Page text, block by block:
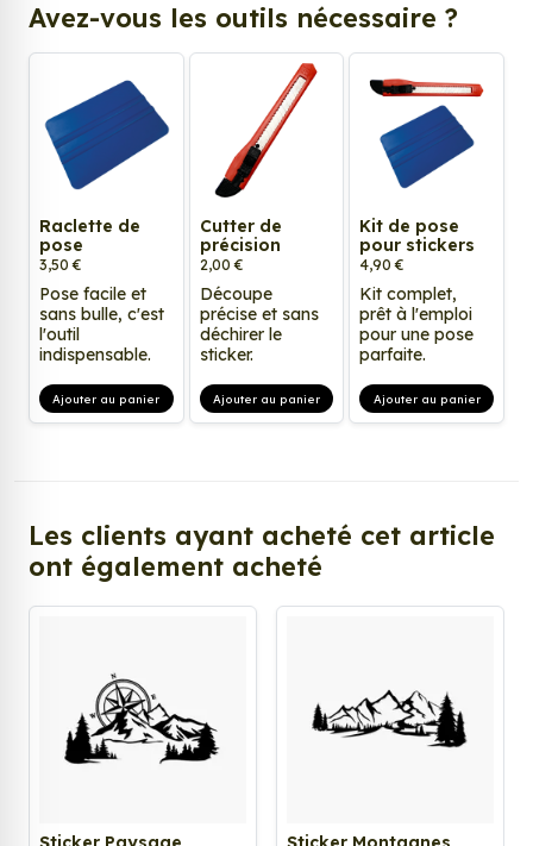
Avez-vous les outils nécessaire ?
Raclette de
pose
3,50 €
Pose facile et
sans bulle, c'est
l'outil
indispensable.
Ajouter au panier
Cutter de
précision
2,00 €
Découpe
précise et sans
déchirer le
sticker.
Ajouter au panier
Kit de pose
pour stickers
4,90 €
Kit complet,
prêt à l'emploi
pour une pose
parfaite.
Ajouter au panier
Les clients ayant acheté cet article
ont également acheté